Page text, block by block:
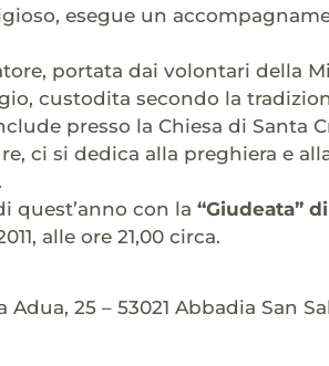
esegue un
portata dai volontari della
custodita secondo la
presso la Chiesa di Santa
ci si dedica alla preghiera e
quest’anno con la “Giudeata”
alle ore 21,00 circa.
25 – 53021 Abbadia San